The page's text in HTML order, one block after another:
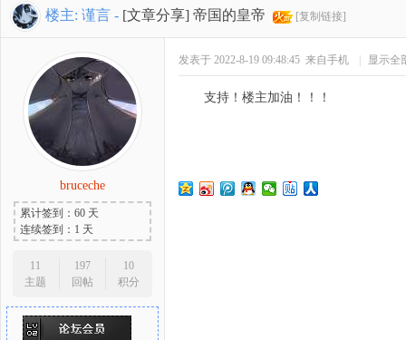
巨 » › › ›
楼主: 谨言 - [文章分享] 帝国的皇帝 [复制链接]
bruceche
累计签到：60 天
连续签到：1 天
11
主题
197
回帖
10
积分
发表于 2022-8-19 09:48:45 来自手机 显示全
支持！楼主加油！！！